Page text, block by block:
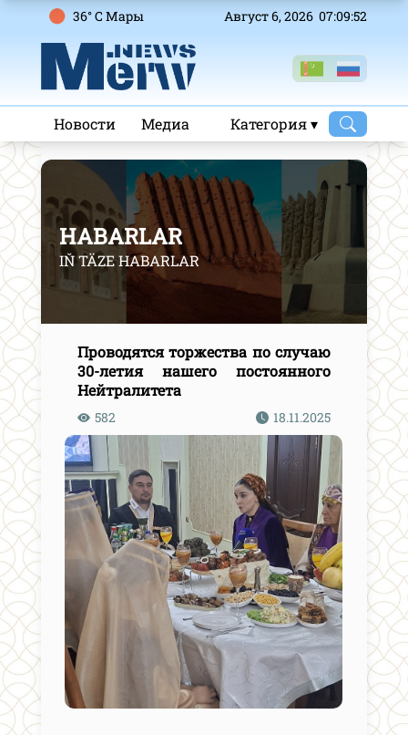
36° C Mары Август 6, 2026 07:09:53
Новости Медиа Категория ▾
HABARLAR
IŇ TÄZE HABARLAR
Проводятся торжества по случаю
30-летия нашего постоянного
Нейтралитета
582 18.11.2025